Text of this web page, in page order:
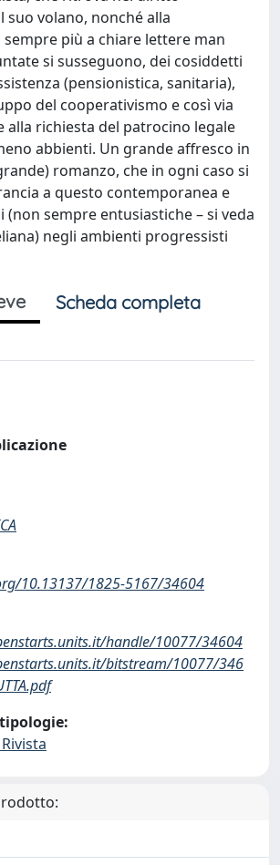
suo volano, nonché alla
sempre più a chiare lettere man
si susseguono, dei cosiddetti
(pensionistica, sanitaria),
del cooperativismo e così via
alla richiesta del patrocino legale
abbienti. Un grande affresco in
romanzo, che in ogni caso si
a questo contemporanea e
(non sempre entusiastiche – si veda
negli ambienti progressisti
Scheda completa
10.13137/1825-5167/34604
handle/10077/34604
bitstream/10077/346